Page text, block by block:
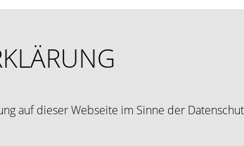
auf dieser Webseite im Sinne der